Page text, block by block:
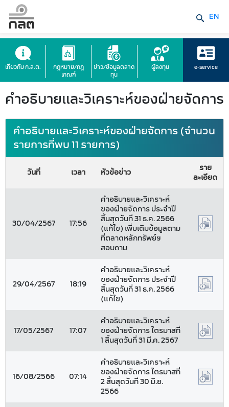
EN
เกี่ยวกับ ก.ล.ต.
กฎหมาย/กฎ
เกณฑ์
ข่าว/ข้อมูลตลาด
ทุน
ผู้ลงทุน e-service
คำอธิบายและวิเคราะห์ของฝ่ายจัดการ
คำอธิบายและวิเคราะห์ของฝ่ายจัดการ (จำนวน
รายการที่พบ 11 รายการ)
วันที่ เวลา หัวข้อข่าว
ราย
ละเอียด
30/04/2567 17:56
คำอธิบายและวิเคราะห์
ของฝ่ายจัดการ ประจำปี
สิ้นสุดวันที่ 31 ธ.ค. 2566
(แก้ไข) เพิ่มเติมข้อมูลตาม
ที่ตลาดหลักทรัพย์ฯ
สอบถาม
29/04/2567 18:19
คำอธิบายและวิเคราะห์
ของฝ่ายจัดการ ประจำปี
สิ้นสุดวันที่ 31 ธ.ค. 2566
(แก้ไข)
17/05/2567 17:07
คำอธิบายและวิเคราะห์
ของฝ่ายจัดการ ไตรมาสที่
1 สิ้นสุดวันที่ 31 มี.ค. 2567
16/08/2566 07:14
คำอธิบายและวิเคราะห์
ของฝ่ายจัดการ ไตรมาสที่
2 สิ้นสุดวันที่ 30 มิ.ย.
2566